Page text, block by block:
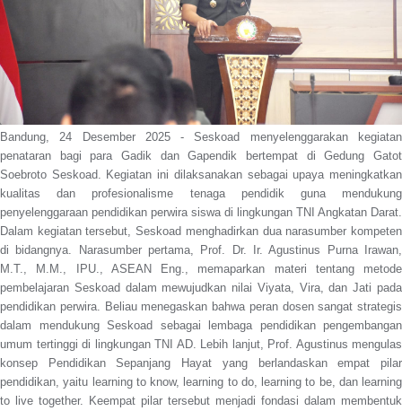
Bandung, 24 Desember 2025 - Seskoad menyelenggarakan kegiatan
penataran bagi para Gadik dan Gapendik bertempat di Gedung Gatot
Soebroto Seskoad. Kegiatan ini dilaksanakan sebagai upaya meningkatkan
kualitas dan profesionalisme tenaga pendidik guna mendukung
penyelenggaraan pendidikan perwira siswa di lingkungan TNI Angkatan Darat.
Dalam kegiatan tersebut, Seskoad menghadirkan dua narasumber kompeten
di bidangnya. Narasumber pertama, Prof. Dr. Ir. Agustinus Purna Irawan,
M.T., M.M., IPU., ASEAN Eng., memaparkan materi tentang metode
pembelajaran Seskoad dalam mewujudkan nilai Viyata, Vira, dan Jati pada
pendidikan perwira. Beliau menegaskan bahwa peran dosen sangat strategis
dalam mendukung Seskoad sebagai lembaga pendidikan pengembangan
umum tertinggi di lingkungan TNI AD. Lebih lanjut, Prof. Agustinus mengulas
konsep Pendidikan Sepanjang Hayat yang berlandaskan empat pilar
pendidikan, yaitu learning to know, learning to do, learning to be, dan learning
to live together. Keempat pilar tersebut menjadi fondasi dalam membentuk